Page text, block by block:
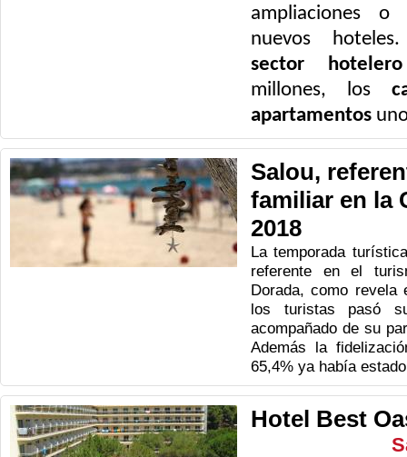
ampliaciones
nuevos
sector hotelero
millones, los
apartamentos
Salou,
familiar en la
2018
La temporada
referente en el
Dorada, como revela
los turistas pasó
acompañado de su
Además la
65,4% ya había
Hotel Best